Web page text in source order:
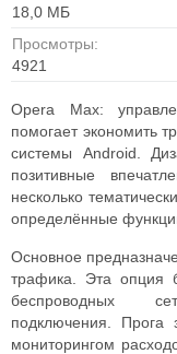
18,0 МБ
Просмотры:
4921
Opera Max:
помогает экономить
системы Android.
позитивные
несколько
определённые
Основное
трафика. Эта опция
беспроводных
подключения. Прога
мониторингом